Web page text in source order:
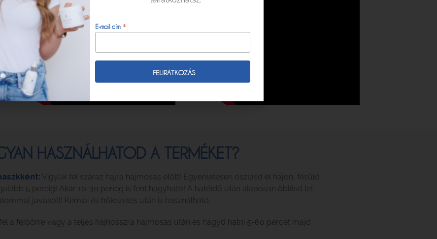
HASZNÁLHATOD A TERMÉKET?
Vigyük fel száraz hajra hajmosás előtt! Egyenletesen oszlasd el hajon, fésüld
5 percig! Akár 10-30 percig is fent hagyható! A hatóidő után alaposan öblítsd le!
javasolt! Kémiai és hőkezelés után is használható.
a fejbőrre vagy a teljes hajhosszra hajmosás után és hagyd hatni 5-60 percet majd
E-mail cím: *